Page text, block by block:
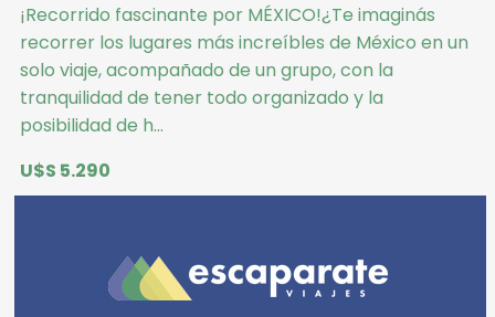
¡Recorrido fascinante por MÉXICO!¿Te imaginás
recorrer los lugares más increíbles de México en un
solo viaje, acompañado de un grupo, con la
tranquilidad de tener todo organizado y la
posibilidad de h...
U$S 5.290